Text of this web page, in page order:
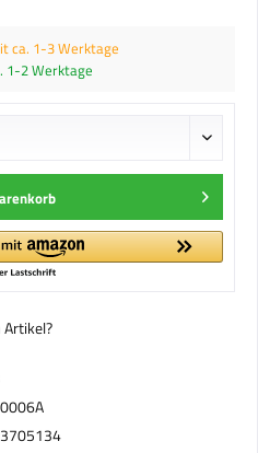
ca. 1-3 Werktage
1-2 Werktage
Artikel?